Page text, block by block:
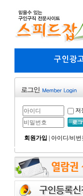
구인광
저
회원가입 아이디/비번